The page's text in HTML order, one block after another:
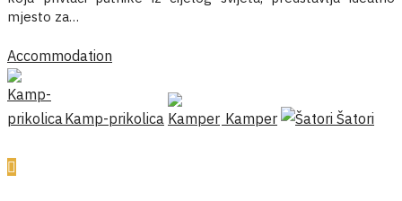
mjesto za…
Accommodation
Kamp-prikolica Kamper Šatori